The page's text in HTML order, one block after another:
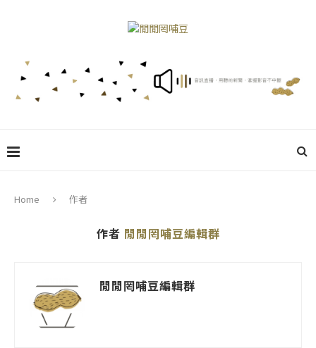
Home 作者
作者 閒閒罔哺豆編輯群
閒閒罔哺豆編輯群